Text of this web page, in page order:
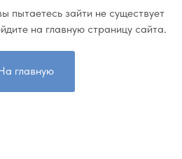
пытаетесь зайти не существует
на главную страницу сайта.
главную